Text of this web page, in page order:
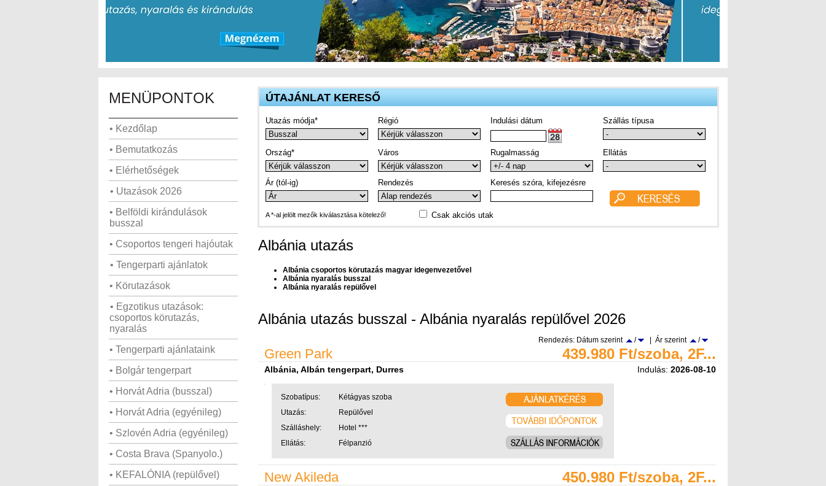
MENÜPONTOK
• Kezdőlap
• Bemutatkozás
• Elérhetőségek
• Utazások 2026
• Belföldi kirándulások
busszal
• Csoportos tengeri hajóutak
• Tengerparti ajánlatok
• Körutazások
• Egzotikus utazások:
csoportos körutazás,
nyaralás
• Tengerparti ajánlataink
• Bolgár tengerpart
• Horvát Adria (busszal)
• Horvát Adria (egyénileg)
• Szlovén Adria (egyénileg)
• Costa Brava (Spanyolo.)
• KEFALÓNIA (repülővel)
ÚTAJÁNLAT KERESŐ
Utazás módja* Régió Indulási dátum Szállás típusa
Ország* Város Rugalmasság Ellátás
Ár (tól-ig) Rendezés Keresés szóra, kifejezésre
A *-al jelölt mezők kiválasztása kötelező! Csak akciós utak
Albánia utazás
Albánia csoportos körutazás magyar idegenvezetővel
Albánia nyaralás busszal
Albánia nyaralás repülővel
Albánia utazás busszal - Albánia nyaralás repülővel 2026
Rendezés: Dátum szerint / | Ár szerint /
Green Park 439.980 Ft/szoba, 2F...
Albánia, Albán tengerpart, Durres Indulás: 2026-08-10
Szobatípus:
Kétágyas szoba
Utazás:
Repülővel
Szálláshely:
Hotel ***
Ellátás:
Félpanzió
New Akileda 450.980 Ft/szoba, 2F...